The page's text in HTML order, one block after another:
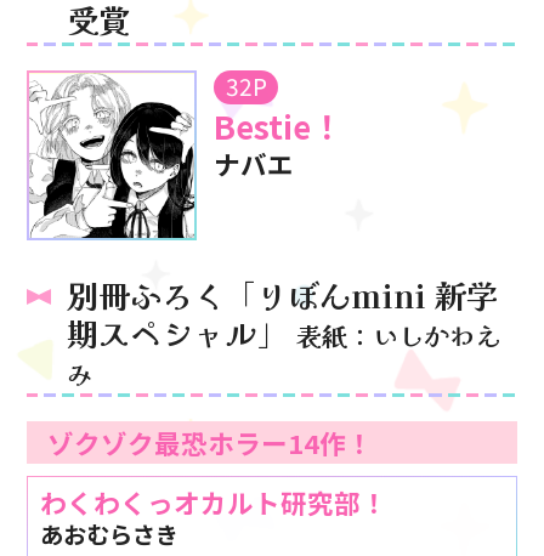
受賞
32P
Bestie！
ナバエ
別冊ふろく「りぼんmini 新学
期スペシャル」表紙：いしかわえ
み
ゾクゾク最恐ホラー14作！
わくわくっオカルト研究部！
あおむらさき